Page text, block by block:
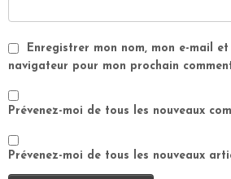
Enregistrer mon nom, mon e-mail
navigateur pour mon prochain
Prévenez-moi de tous les nouveaux
Prévenez-moi de tous les nouveaux